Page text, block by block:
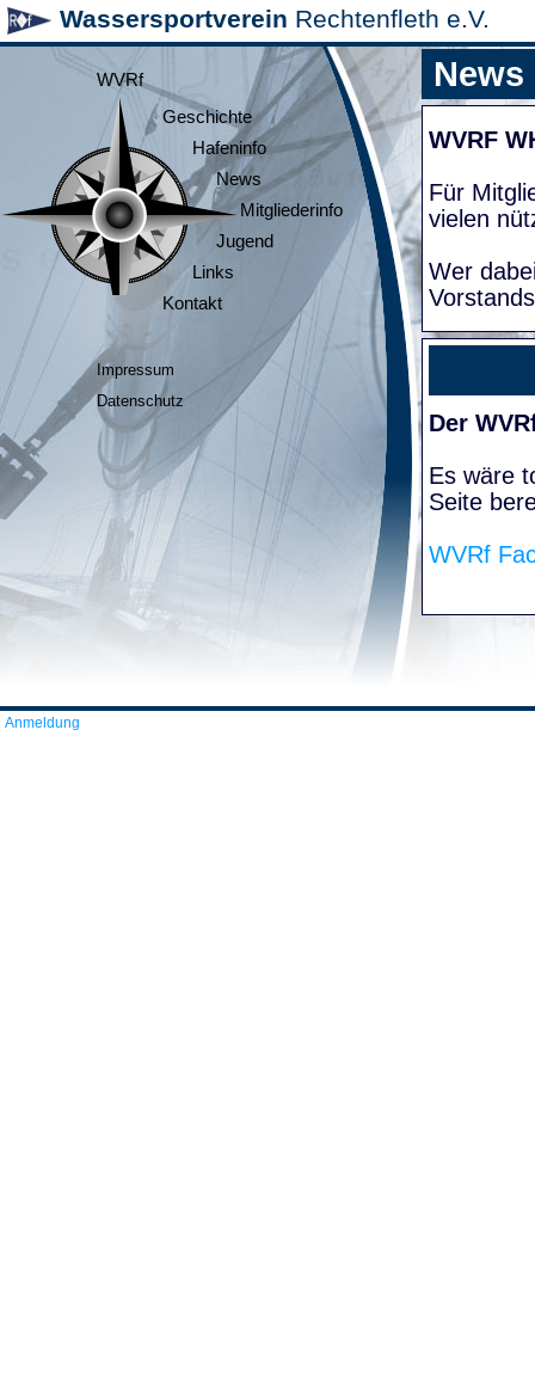
Wassersportverein Rechtenfleth e.V.
WVRf
Geschichte
Hafeninfo
News
Mitgliederinfo
Jugend
Links
Kontakt
Impressum
Datenschutz
News
WVRF
Für
vielen
Wer
Der
Es wäre
Seite
WVRf
Anmeldung